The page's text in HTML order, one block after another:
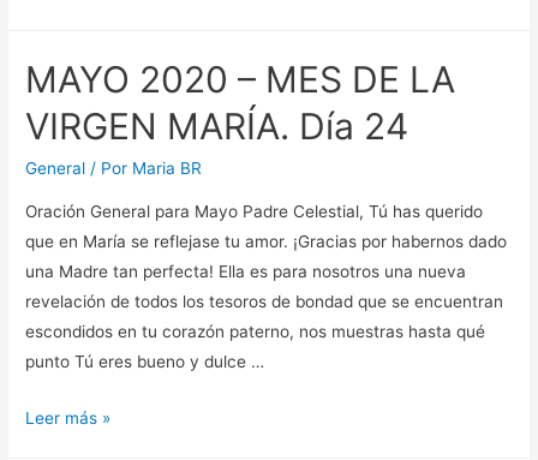
MES
LA
VIRGEN
MAYO 2020 – MES DE LA
VIRGEN MARÍA. Día 24
General / Por Maria BR
Oración General para Mayo Padre Celestial, Tú has querido
que en María se reflejase tu amor. ¡Gracias por habernos dado
una Madre tan perfecta! Ella es para nosotros una nueva
revelación de todos los tesoros de bondad que se encuentran
escondidos en tu corazón paterno, nos muestras hasta qué
punto Tú eres bueno y dulce …
MAYO
Leer más »